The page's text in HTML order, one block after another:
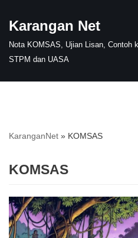
Skip
to
content
Karangan Net
Nota KOMSAS, Ujian Lisan, Contoh
STPM dan UASA
KaranganNet » KOMSAS
KOMSAS